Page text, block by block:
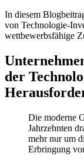
In diesem
von Technologie-
wettbewerbsfähige
der
Die moderne
Jahrzehnten
mehr nur um
Erbringung